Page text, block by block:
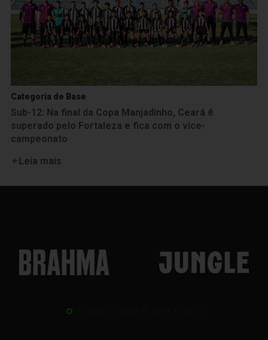
Categoria de Base
Sub-12: Na final da Copa Manjadinho, Ceará é
superado pelo Fortaleza e fica com o vice-
campeonato
Leia mais